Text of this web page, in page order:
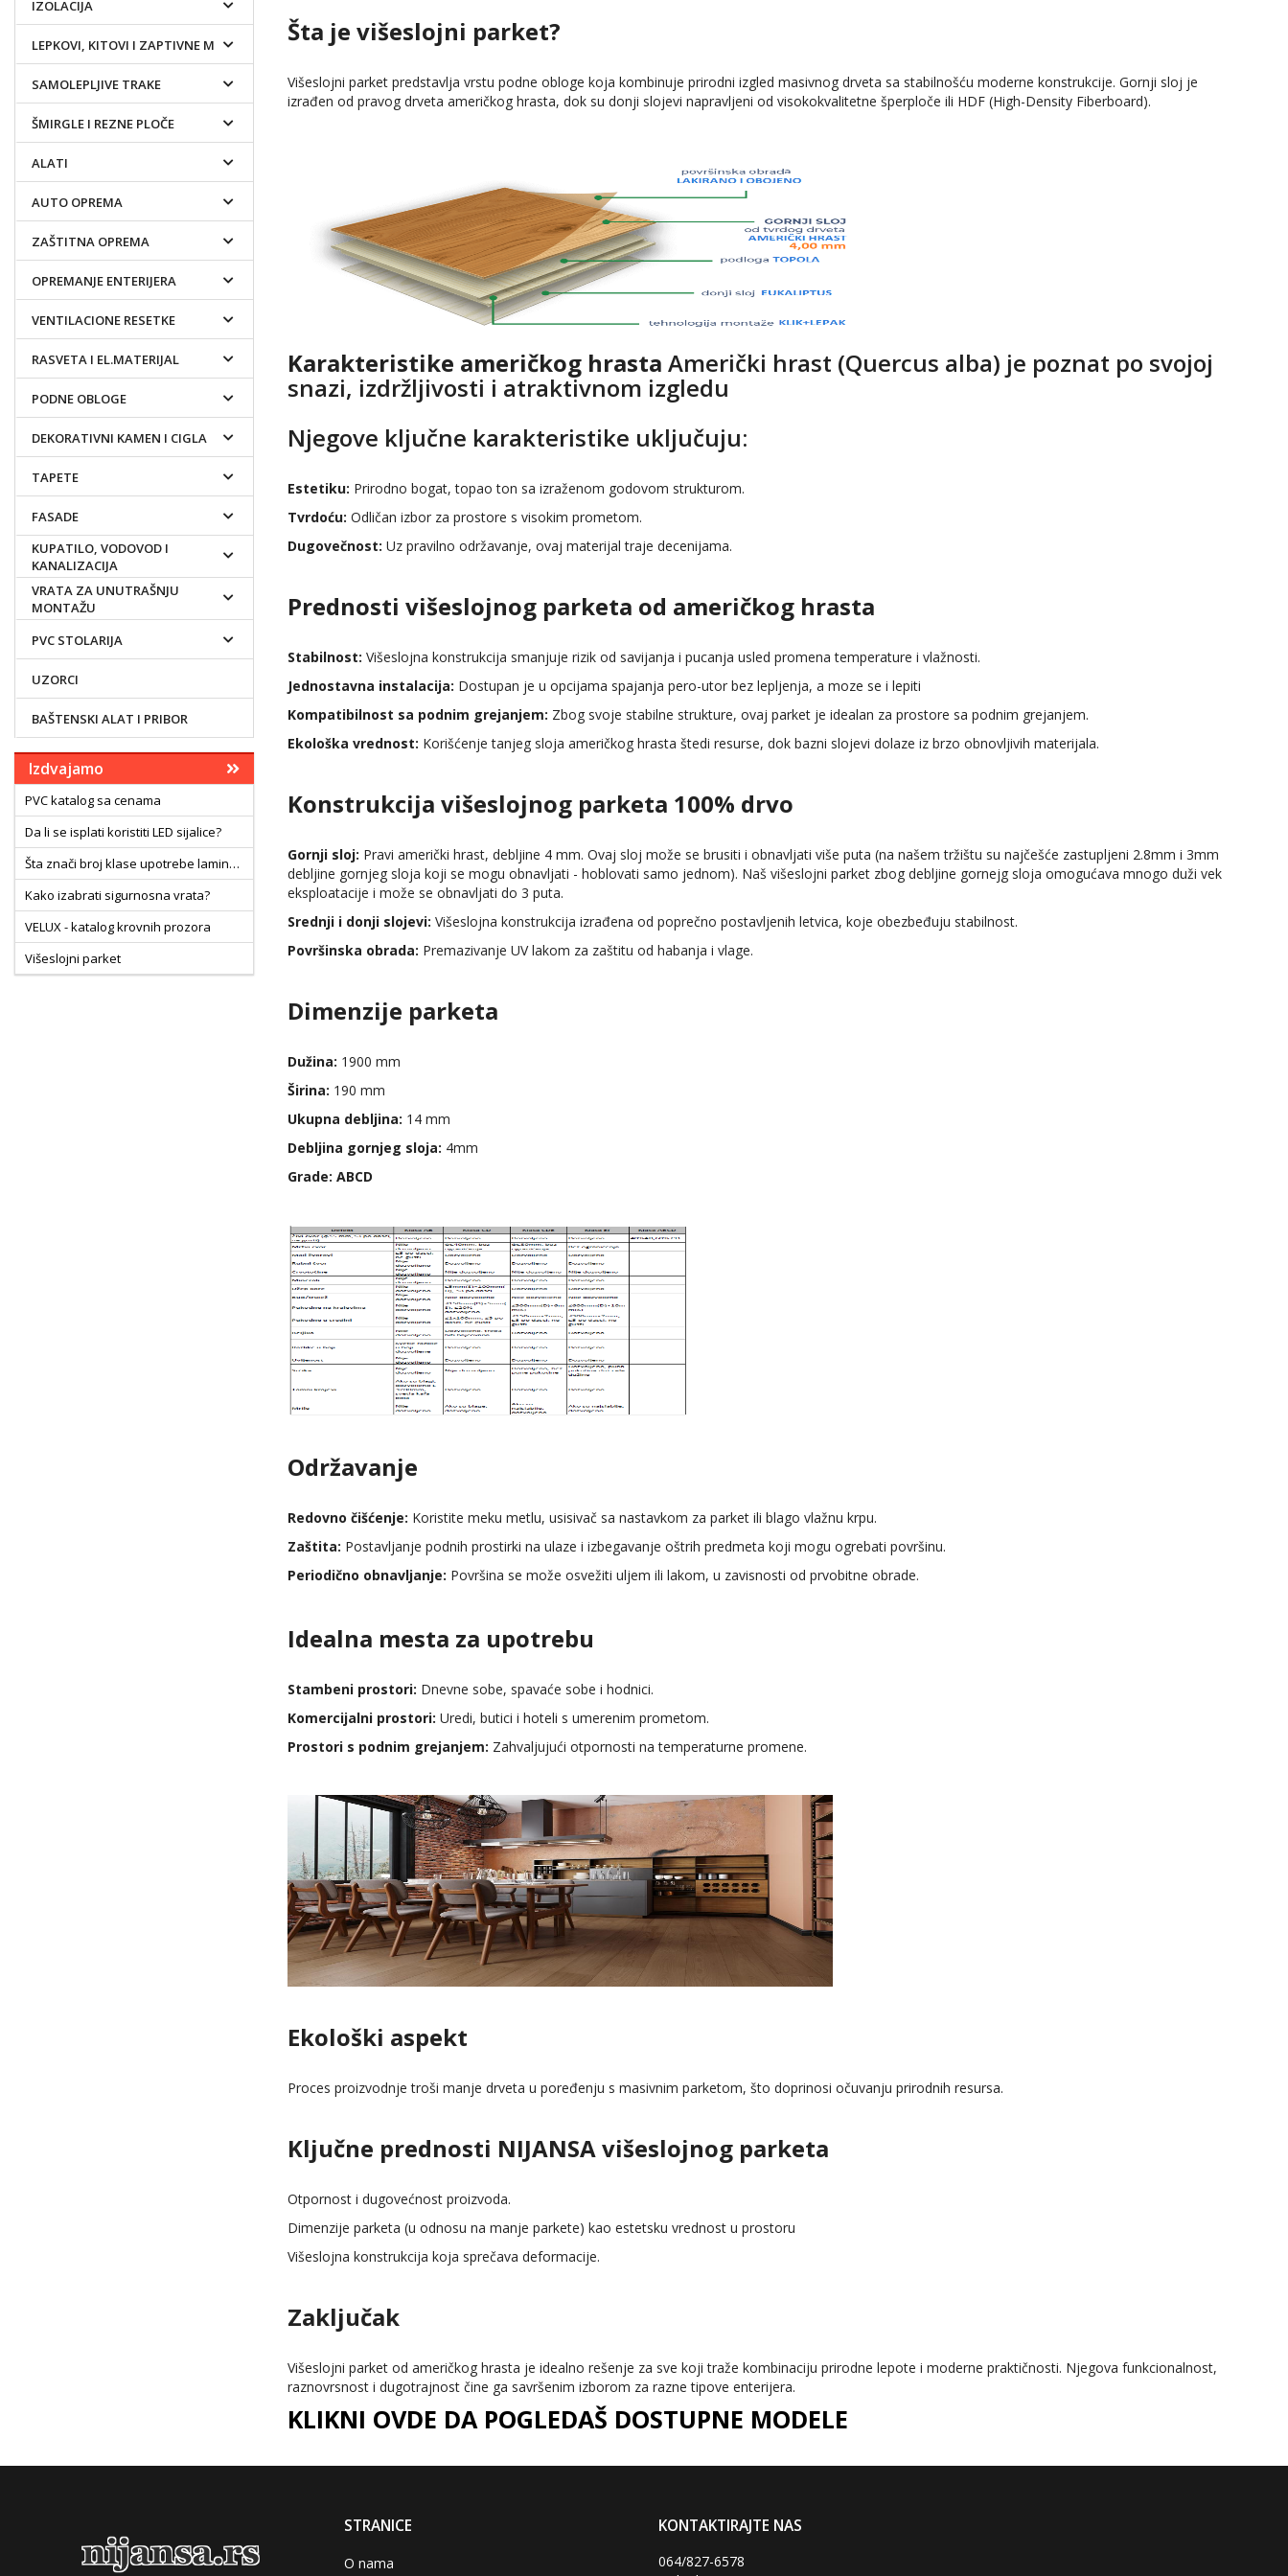
IZOLACIJA
LEPKOVI, KITOVI I ZAPTIVNE MASE
SAMOLEPLJIVE TRAKE
ŠMIRGLE I REZNE PLOČE
ALATI
AUTO OPREMA
ZAŠTITNA OPREMA
OPREMANJE ENTERIJERA
VENTILACIONE RESETKE
RASVETA I EL.MATERIJAL
PODNE OBLOGE
DEKORATIVNI KAMEN I CIGLA
TAPETE
FASADE
KUPATILO, VODOVOD I
KANALIZACIJA
VRATA ZA UNUTRAŠNJU
MONTAŽU
PVC STOLARIJA
UZORCI
BAŠTENSKI ALAT I PRIBOR
Izdvajamo
PVC katalog sa cenama
Da li se isplati koristiti LED sijalice?
Šta znači broj klase upotrebe laminata?
Kako izabrati sigurnosna vrata?
VELUX - katalog krovnih prozora
Višeslojni parket
Šta je višeslojni parket?
Višeslojni parket predstavlja vrstu podne obloge koja kombinuje prirodni izgled masivnog drveta sa stabilnošću moderne konstrukcije. Gornji sloj je
izrađen od pravog drveta američkog hrasta, dok su donji slojevi napravljeni od visokokvalitetne šperploče ili HDF (High-Density Fiberboard).
Karakteristike američkog hrasta Američki hrast (Quercus alba) je poznat po svojoj
snazi, izdržljivosti i atraktivnom izgledu
Njegove ključne karakteristike uključuju:
Estetiku: Prirodno bogat, topao ton sa izraženom godovom strukturom.
Tvrdoću: Odličan izbor za prostore s visokim prometom.
Dugovečnost: Uz pravilno održavanje, ovaj materijal traje decenijama.
Prednosti višeslojnog parketa od američkog hrasta
Stabilnost: Višeslojna konstrukcija smanjuje rizik od savijanja i pucanja usled promena temperature i vlažnosti.
Jednostavna instalacija: Dostupan je u opcijama spajanja pero-utor bez lepljenja, a moze se i lepiti
Kompatibilnost sa podnim grejanjem: Zbog svoje stabilne strukture, ovaj parket je idealan za prostore sa podnim grejanjem.
Ekološka vrednost: Korišćenje tanjeg sloja američkog hrasta štedi resurse, dok bazni slojevi dolaze iz brzo obnovljivih materijala.
Konstrukcija višeslojnog parketa 100% drvo
Gornji sloj: Pravi američki hrast, debljine 4 mm. Ovaj sloj može se brusiti i obnavljati više puta (na našem tržištu su najčešće zastupljeni 2.8mm i 3mm
debljine gornjeg sloja koji se mogu obnavljati - hoblovati samo jednom). Naš višeslojni parket zbog debljine gornejg sloja omogućava mnogo duži vek
eksploatacije i može se obnavljati do 3 puta.
Srednji i donji slojevi: Višeslojna konstrukcija izrađena od poprečno postavljenih letvica, koje obezbeđuju stabilnost.
Površinska obrada: Premazivanje UV lakom za zaštitu od habanja i vlage.
Dimenzije parketa
Dužina: 1900 mm
Širina: 190 mm
Ukupna debljina: 14 mm
Debljina gornjeg sloja: 4mm
Grade: ABCD
Održavanje
Redovno čišćenje: Koristite meku metlu, usisivač sa nastavkom za parket ili blago vlažnu krpu.
Zaštita: Postavljanje podnih prostirki na ulaze i izbegavanje oštrih predmeta koji mogu ogrebati površinu.
Periodično obnavljanje: Površina se može osvežiti uljem ili lakom, u zavisnosti od prvobitne obrade.
Idealna mesta za upotrebu
Stambeni prostori: Dnevne sobe, spavaće sobe i hodnici.
Komercijalni prostori: Uredi, butici i hoteli s umerenim prometom.
Prostori s podnim grejanjem: Zahvaljujući otpornosti na temperaturne promene.
Ekološki aspekt
Proces proizvodnje troši manje drveta u poređenju s masivnim parketom, što doprinosi očuvanju prirodnih resursa.
Ključne prednosti NIJANSA višeslojnog parketa
Otpornost i dugovećnost proizvoda.
Dimenzije parketa (u odnosu na manje parkete) kao estetsku vrednost u prostoru
Višeslojna konstrukcija koja sprečava deformacije.
Zaključak
Višeslojni parket od američkog hrasta je idealno rešenje za sve koji traže kombinaciju prirodne lepote i moderne praktičnosti. Njegova funkcionalnost,
raznovrsnost i dugotrajnost čine ga savršenim izborom za razne tipove enterijera.
KLIKNI OVDE DA POGLEDAŠ DOSTUPNE MODELE
STRANICE
O nama
KONTAKTIRAJTE NAS
064/827-6578